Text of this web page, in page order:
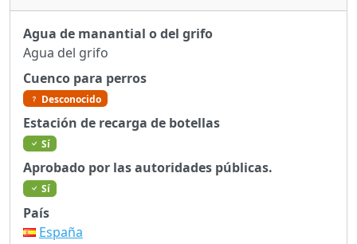
Agua de manantial o del grifo
Agua del grifo
Cuenco para perros
Desconocido
Estación de recarga de botellas
Sí
Aprobado por las autoridades públicas.
Sí
País
España